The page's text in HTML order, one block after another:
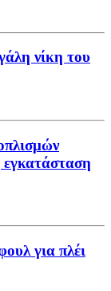
νίκη του
για πλέι